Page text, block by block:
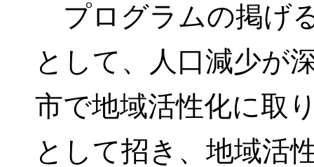
プログラムの掲げ
として、人口減少が
市で地域活性化に取
として招き、地域活